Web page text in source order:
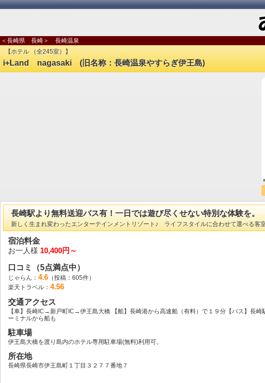
＜長崎県 長崎＞ 長崎温泉
【ホテル （全245室）】
i+Land nagasaki (旧名称：長崎温泉やすらぎ伊王島)
長崎駅より無料送迎バス有！一日では遊び尽くせない特別な体験を。
新しく生まれ変わったエンターテインメントリゾート♪ ライフスタイルに合わせて選べる
宿泊料金
お一人様 10,400円～
口コミ（5点満点中）
じゃらん： 4.6 （投稿：605件）
楽天トラベル： 4.56
交通アクセス
【車】長崎IC→新戸町IC→伊王島大橋 【船】長崎港から高速船（有料）で１９分【バス】長
ーミナルから船も
駐車場
伊王島大橋を渡り島内のホテル専用駐車場(無料)利用可。
所在地
長崎県長崎市伊王島町１丁目３２７７番地７